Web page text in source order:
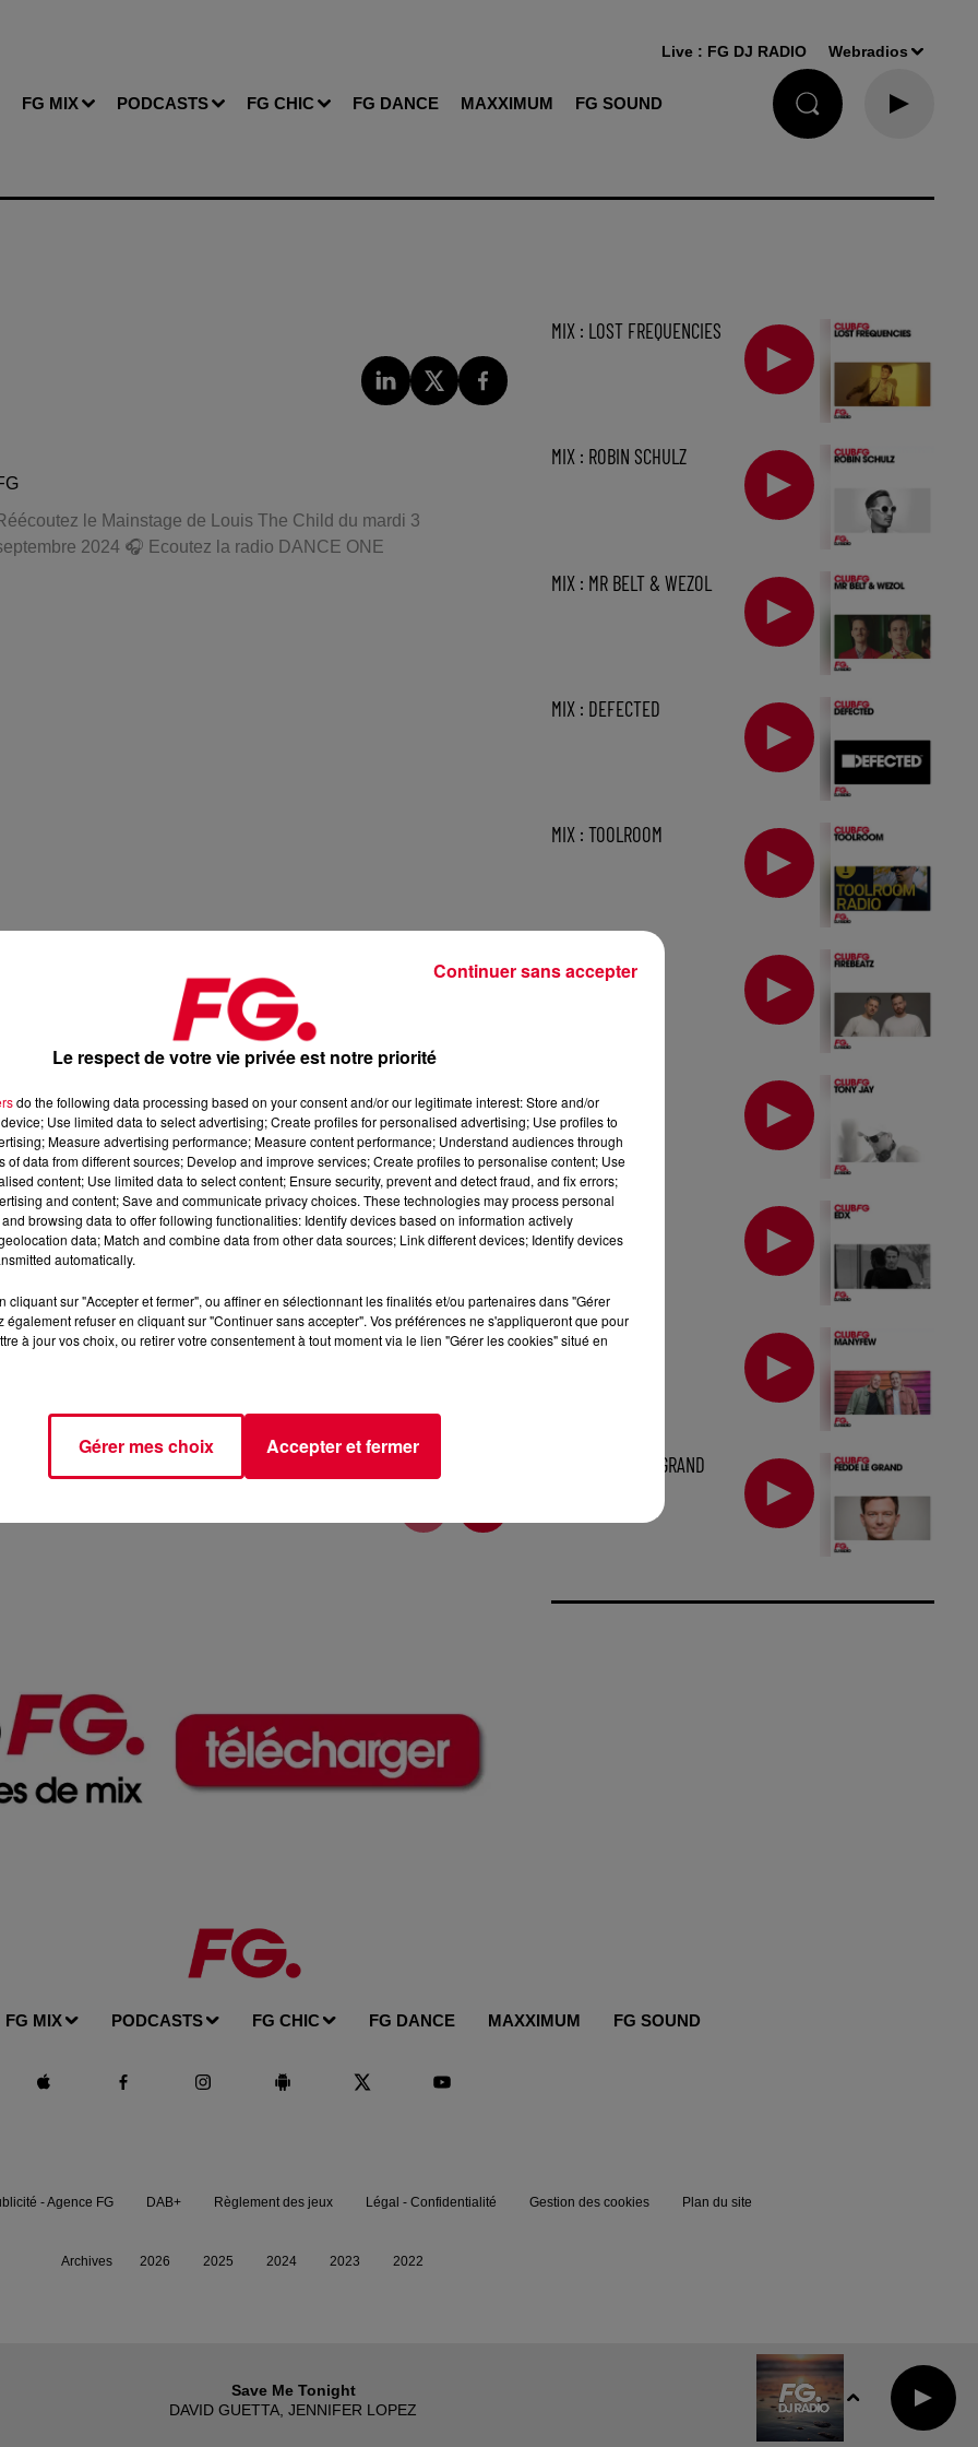
FG MIX PODCASTS FG CHIC FG DANCE MAXXIMUM FG SOUND
Live : FG DJ RADIO Webradios
le Mainstage de Louis The Child du mardi 3
2024 🎧 Ecoutez la radio DANCE ONE
2024
et sur l’Application FG (IOShttps://urlz.fr/hhZxGoogle Play
pour plus d'informations.
MIX : LOST FREQUENCIES
MIX : ROBIN SCHULZ
MIX : MR BELT & WEZOL
MIX : DEFECTED
MIX : TOOLROOM
MIX : FIREBEATZ
MIX : EDX
MIX : MANYFEW
MIX : FEDDE LE GRAND
FG MIX PODCASTS FG CHIC FG DANCE MAXXIMUM FG SOUND
Save Me Tonight
DAVID GUETTA, JENNIFER LOPEZ
- Agence FG DAB+ Règlement des jeux Légal - Confidentialité Gestion des cookies Plan du site
Archives 2026 2025 2024 2023 2022
Le respect de votre vie privée est notre priorité
do the following data processing based on your consent and/or our legitimate interest: Store and/or
Use limited data to select advertising; Create profiles for personalised advertising; Use profiles to
Measure advertising performance; Measure content performance; Understand audiences through
of data from different sources; Develop and improve services; Create profiles to personalise content; Use
content; Use limited data to select content; Ensure security, prevent and detect fraud, and fix errors;
and content; Save and communicate privacy choices. These technologies may process personal
browsing data to offer following functionalities: Identify devices based on information actively
data; Match and combine data from other data sources; Link different devices; Identify devices
automatically.
cliquant sur "Accepter et fermer", ou affiner en sélectionnant les finalités et/ou partenaires dans "Gérer
également refuser en cliquant sur "Continuer sans accepter". Vos préférences ne s'appliqueront que pour
à jour vos choix, ou retirer votre consentement à tout moment via le lien "Gérer les cookies" situé en
Gérer mes choix Accepter et fermer
Continuer sans accepter